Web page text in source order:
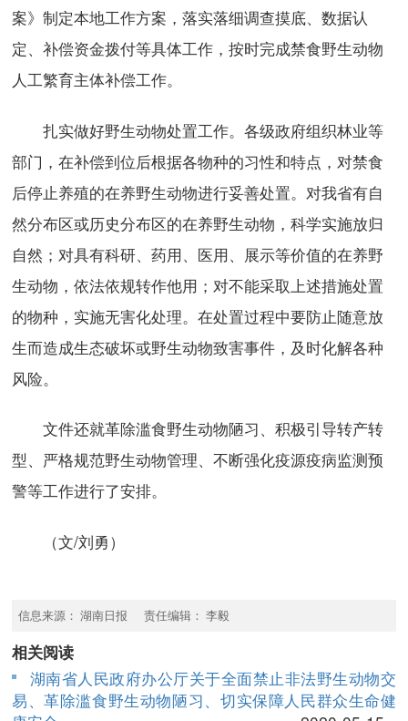
案》制定本地工作方案，落实落细调查摸底、数据认
定、补偿资金拨付等具体工作，按时完成禁食野生动物
人工繁育主体补偿工作。
扎实做好野生动物处置工作。各级政府组织林业等
部门，在补偿到位后根据各物种的习性和特点，对禁食
后停止养殖的在养野生动物进行妥善处置。对我省有自
然分布区或历史分布区的在养野生动物，科学实施放归
自然；对具有科研、药用、医用、展示等价值的在养野
生动物，依法依规转作他用；对不能采取上述措施处置
的物种，实施无害化处理。在处置过程中要防止随意放
生而造成生态破坏或野生动物致害事件，及时化解各种
风险。
文件还就革除滥食野生动物陋习、积极引导转产转
型、严格规范野生动物管理、不断强化疫源疫病监测预
警等工作进行了安排。
（文/刘勇）
信息来源： 湖南日报 责任编辑： 李毅
相关阅读
湖南省人民政府办公厅关于全面禁止非法野生动物交
易、革除滥食野生动物陋习、切实保障人民群众生命健